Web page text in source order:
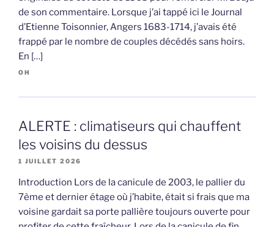
de son commentaire. Lorsque j’ai tappé ici le Journal
d’Etienne Toisonnier, Angers 1683-1714, j’avais été
frappé par le nombre de couples décédés sans hoirs.
En […]
OH
ALERTE : climatiseurs qui chauffent
les voisins du dessus
1 JUILLET 2026
Introduction Lors de la canicule de 2003, le pallier du
7ème et dernier étage où j’habite, était si frais que ma
voisine gardait sa porte pallière toujours ouverte pour